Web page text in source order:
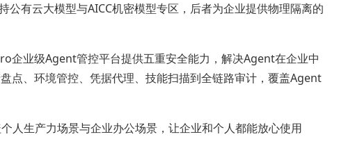
有云大模型与AICC机密模型专区，后者为企业提供物理隔离的
企业级Agent管控平台提供五重安全能力，解决Agent在企业中
点、环境管控、凭据代理、技能扫描到全链路审计，覆盖Agent
人生产力场景与企业办公场景，让企业和个人都能放心使用